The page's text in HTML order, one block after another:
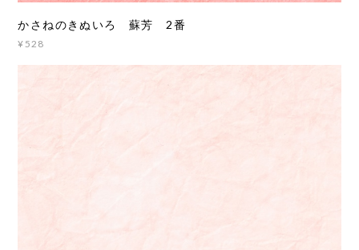
かさねのきぬいろ 蘇芳 2番
¥528